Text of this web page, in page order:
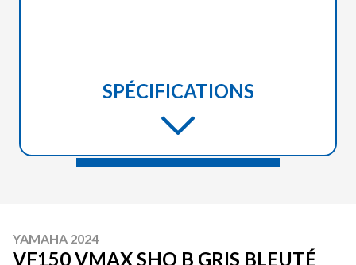
SPÉCIFICATIONS
YAMAHA 2024
VF150 VMAX SHO B GRIS BLEUTÉ